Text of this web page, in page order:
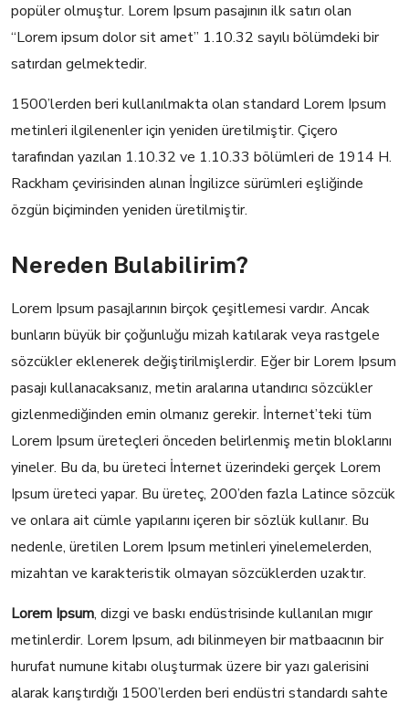
popüler olmuştur. Lorem Ipsum pasajının ilk satırı olan
“Lorem ipsum dolor sit amet” 1.10.32 sayılı bölümdeki bir
satırdan gelmektedir.
1500’lerden beri kullanılmakta olan standard Lorem Ipsum
metinleri ilgilenenler için yeniden üretilmiştir. Çiçero
tarafından yazılan 1.10.32 ve 1.10.33 bölümleri de 1914 H.
Rackham çevirisinden alınan İngilizce sürümleri eşliğinde
özgün biçiminden yeniden üretilmiştir.
Nereden Bulabilirim?
Lorem Ipsum pasajlarının birçok çeşitlemesi vardır. Ancak
bunların büyük bir çoğunluğu mizah katılarak veya rastgele
sözcükler eklenerek değiştirilmişlerdir. Eğer bir Lorem Ipsum
pasajı kullanacaksanız, metin aralarına utandırıcı sözcükler
gizlenmediğinden emin olmanız gerekir. İnternet’teki tüm
Lorem Ipsum üreteçleri önceden belirlenmiş metin bloklarını
yineler. Bu da, bu üreteci İnternet üzerindeki gerçek Lorem
Ipsum üreteci yapar. Bu üreteç, 200’den fazla Latince sözcük
ve onlara ait cümle yapılarını içeren bir sözlük kullanır. Bu
nedenle, üretilen Lorem Ipsum metinleri yinelemelerden,
mizahtan ve karakteristik olmayan sözcüklerden uzaktır.
Lorem Ipsum, dizgi ve baskı endüstrisinde kullanılan mıgır
metinlerdir. Lorem Ipsum, adı bilinmeyen bir matbaacının bir
hurufat numune kitabı oluşturmak üzere bir yazı galerisini
alarak karıştırdığı 1500’lerden beri endüstri standardı sahte